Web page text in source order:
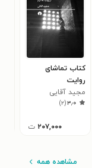
کتاب تماشای
روایت
مجید آقایی
۳٫۰(۲)
۲۰۷,۰۰۰ ت
مشاهده همه